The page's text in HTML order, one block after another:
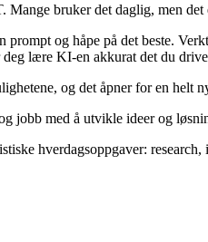
Mange bruker det daglig, men
og håpe på det beste.
lære KI-en akkurat det du
og det åpner for en helt
jobb med å utvikle ideer og
hverdagsoppgaver: